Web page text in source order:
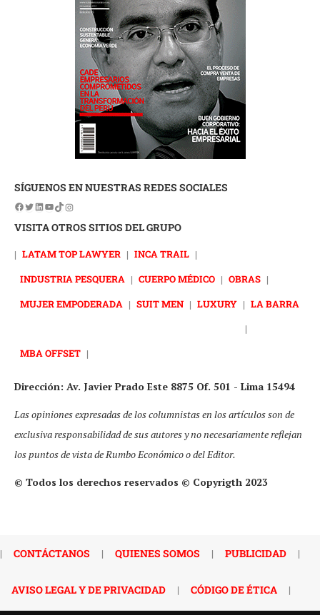
SÍGUENOS EN NUESTRAS REDES SOCIALES
VISITA OTROS SITIOS DEL GRUPO
| LATAM TOP LAWYER | INCA TRAIL |
INDUSTRIA PESQUERA | CUERPO MÉDICO | OBRAS |
MUJER EMPODERADA | SUIT MEN | LUXURY | LA BARRA
|
MBA OFFSET |
Dirección: Av. Javier Prado Este 8875 Of. 501 - Lima 15494
Las opiniones expresadas de los columnistas en los artículos son de
exclusiva responsabilidad de sus autores y no necesariamente reflejan
los puntos de vista de Rumbo Económico o del Editor.
© Todos los derechos reservados © Copyrigth 2023
| CONTÁCTANOS | QUIENES SOMOS | PUBLICIDAD |
AVISO LEGAL Y DE PRIVACIDAD | CÓDIGO DE ÉTICA |